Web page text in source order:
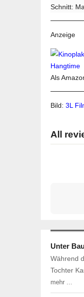
Schnitt:
Anzeige
Als
Bild: 3L
All
Unter
Während
Tochter
mehr ...